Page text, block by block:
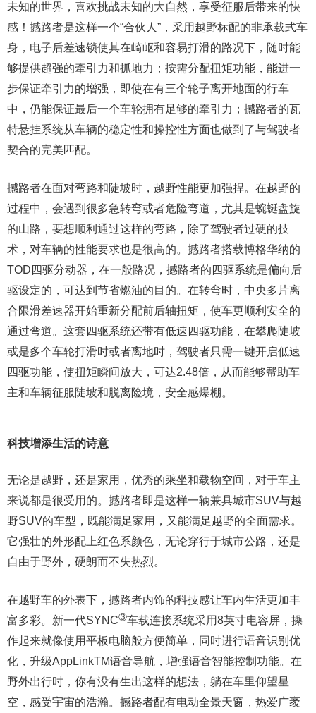
未知的世界，喜欢挑战未知的大自然，享受征服后带来的快
感！撼路者是这样一个“合伙人”，采用越野标配的非承载式车
身，电子后差速锁使其在崎岖和容易打滑的路况下，随时能
够提供超强的牵引力和抓地力；按需分配扭矩功能，能进一
步保证牵引力的增强，即使在有三个轮子离开地面的行车
中，仍能保证最后一个车轮拥有足够的牵引力；撼路者的瓦
特悬挂系统从车辆的稳定性和操控性方面也做到了与驾驶者
契合的完美匹配。
撼路者在面对弯路和陡坡时，越野性能更加强捍。在越野的
过程中，会遇到很多急转弯或者危险弯道，尤其是蜿蜒盘旋
的山路，要想顺利通过这样的弯路，除了驾驶者过硬的技
术，对车辆的性能要求也是很高的。撼路者搭载博格华纳的
TOD四驱分动器，在一般路况，撼路者的四驱系统是偏向后
驱设定的，可达到节省燃油的目的。在转弯时，中央多片离
合限滑差速器开始重新分配前后轴扭矩，使车更顺利安全的
通过弯道。这套四驱系统还带有低速四驱功能，在攀爬陡坡
或是多个车轮打滑时或者离地时，驾驶者只需一键开启低速
四驱功能，使扭矩瞬间放大，可达2.48倍，从而能够帮助车
主和车辆征服陡坡和脱离险境，安全感爆棚。
科技增添生活的诗意
无论是越野，还是家用，优秀的乘坐和载物空间，对于车主
来说都是很受用的。撼路者即是这样一辆兼具城市SUV与越
野SUV的车型，既能满足家用，又能满足越野的全面需求。
它强壮的外形配上红色系颜色，无论穿行于城市公路，还是
自由于野外，硬朗而不失热烈。
在越野车的外表下，撼路者内饰的科技感让车内生活更加丰
富多彩。新一代SYNC③车载连接系统采用8英寸电容屏，操
作起来就像使用平板电脑般方便简单，同时进行语音识别优
化，升级AppLinkTM语音导航，增强语音智能控制功能。在
野外出行时，你有没有生出这样的想法，躺在车里仰望星
空，感受宇宙的浩瀚。撼路者配有电动全景天窗，热爱广袤